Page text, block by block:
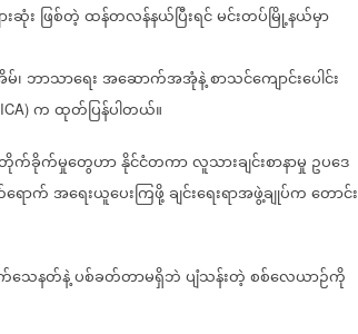
ဆုံး ဖြစ်တဲ့ထန်တလန်နယ်ပြီးရင်မင်းတပ်မြို့နယ်မှာ
၊ ဘာသာရေးအဆောက်အအုံနဲ့စာသင်ကျောင်းပေါင်း
ကထုတ်ပြန်ပါတယ်။
တိုက်ခိုက်မှုတွေဟာနိုင်ငံတကာလူသားချင်းစာနာမှု ဥပဒေ
ောက်အရေးယူပေးကြဖို့ချင်းရေးရာအဖွဲ့ချုပ်ကတောင်း
သေနတ်နဲ့ပစ်ခတ်တာမရှိဘဲပျံသန်းတဲ့စစ်လေယာဉ်ကို